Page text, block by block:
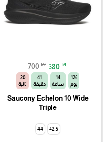
700 ₪ 380 ₪
126
يوم
14
ساعة
41
دقيقة
20
ثانية
Saucony Echelon 10 Wide
Triple
42.5
44